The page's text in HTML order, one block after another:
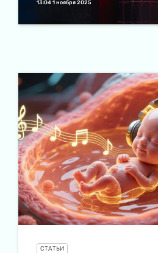
13:04 1 ноября 2025
СТАТЬИ